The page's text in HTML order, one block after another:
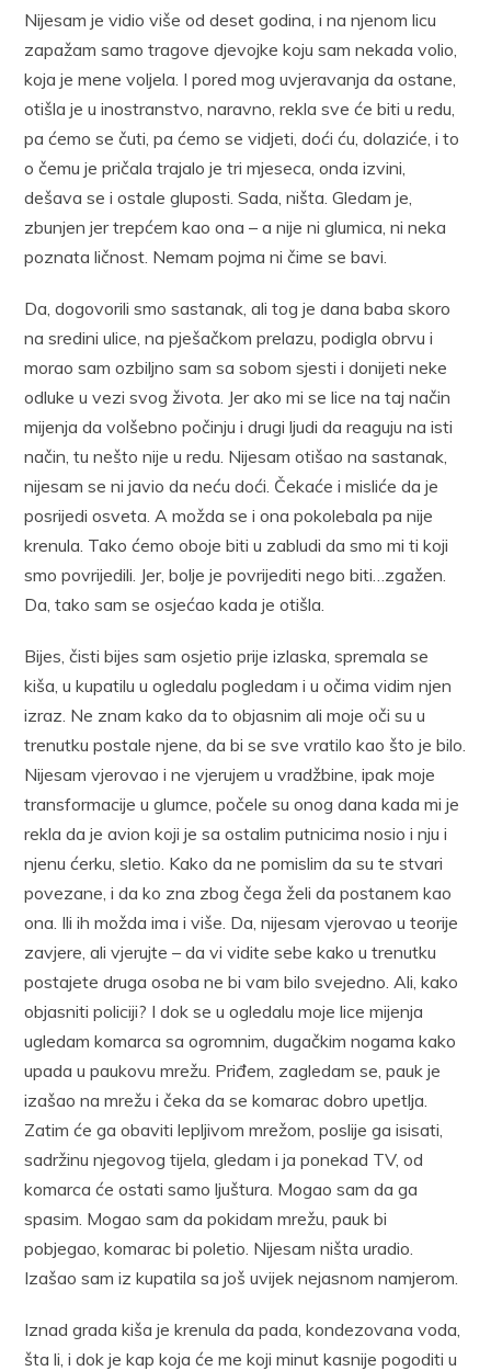
Nijesam je vidio više od deset godina, i na njenom licu
zapažam samo tragove djevojke koju sam nekada volio,
koja je mene voljela. I pored mog uvjeravanja da ostane,
otišla je u inostranstvo, naravno, rekla sve će biti u redu,
pa ćemo se čuti, pa ćemo se vidjeti, doći ću, dolaziće, i to
o čemu je pričala trajalo je tri mjeseca, onda izvini,
dešava se i ostale gluposti. Sada, ništa. Gledam je,
zbunjen jer trepćem kao ona – a nije ni glumica, ni neka
poznata ličnost. Nemam pojma ni čime se bavi.
Da, dogovorili smo sastanak, ali tog je dana baba skoro
na sredini ulice, na pješačkom prelazu, podigla obrvu i
morao sam ozbiljno sam sa sobom sjesti i donijeti neke
odluke u vezi svog života. Jer ako mi se lice na taj način
mijenja da volšebno počinju i drugi ljudi da reaguju na isti
način, tu nešto nije u redu. Nijesam otišao na sastanak,
nijesam se ni javio da neću doći. Čekaće i misliće da je
posrijedi osveta. A možda se i ona pokolebala pa nije
krenula. Tako ćemo oboje biti u zabludi da smo mi ti koji
smo povrijedili. Jer, bolje je povrijediti nego biti…zgažen.
Da, tako sam se osjećao kada je otišla.
Bijes, čisti bijes sam osjetio prije izlaska, spremala se
kiša, u kupatilu u ogledalu pogledam i u očima vidim njen
izraz. Ne znam kako da to objasnim ali moje oči su u
trenutku postale njene, da bi se sve vratilo kao što je bilo.
Nijesam vjerovao i ne vjerujem u vradžbine, ipak moje
transformacije u glumce, počele su onog dana kada mi je
rekla da je avion koji je sa ostalim putnicima nosio i nju i
njenu ćerku, sletio. Kako da ne pomislim da su te stvari
povezane, i da ko zna zbog čega želi da postanem kao
ona. Ili ih možda ima i više. Da, nijesam vjerovao u teorije
zavjere, ali vjerujte – da vi vidite sebe kako u trenutku
postajete druga osoba ne bi vam bilo svejedno. Ali, kako
objasniti policiji? I dok se u ogledalu moje lice mijenja
ugledam komarca sa ogromnim, dugačkim nogama kako
upada u paukovu mrežu. Priđem, zagledam se, pauk je
izašao na mrežu i čeka da se komarac dobro upetlja.
Zatim će ga obaviti lepljivom mrežom, poslije ga isisati,
sadržinu njegovog tijela, gledam i ja ponekad TV, od
komarca će ostati samo ljuštura. Mogao sam da ga
spasim. Mogao sam da pokidam mrežu, pauk bi
pobjegao, komarac bi poletio. Nijesam ništa uradio.
Izašao sam iz kupatila sa još uvijek nejasnom namjerom.
Iznad grada kiša je krenula da pada, kondezovana voda,
šta li, i dok je kap koja će me koji minut kasnije pogoditi u